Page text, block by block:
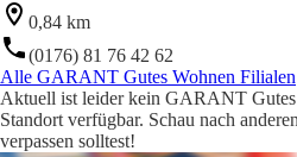
0,84 km
(0176) 81 76 42 62
Alle GARANT Gutes Wohnen Filialen
Aktuell ist leider kein GARANT Gutes
Standort verfügbar. Schau nach
verpassen solltest!